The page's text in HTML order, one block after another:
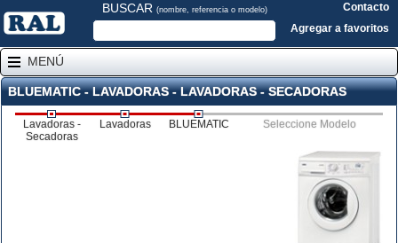
BUSCAR (nombre, referencia o modelo)
Contacto
Agregar a favoritos
MENÚ
BLUEMATIC - LAVADORAS - LAVADORAS - SECADORAS
Lavadoras -
Secadoras
Lavadoras BLUEMATIC Seleccione Modelo